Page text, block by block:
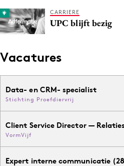
CARRIERE
UPC blijft bezig
Vacatures
Data- en CRM- specialist
Stichting Proefdiervrij
Client Service Director —
VormVijf
Expert interne communicatie